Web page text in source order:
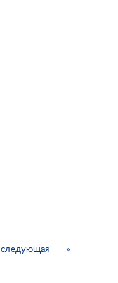
следующая »